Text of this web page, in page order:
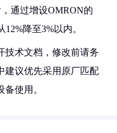
通过增设OMRON的
降至3%以内。
技术文档，修改前请务
建议优先采用原厂匹配
使用。